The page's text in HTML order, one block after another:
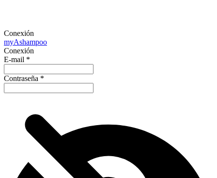
Conexión
myAshampoo
Conexión
E-mail *
Contraseña *